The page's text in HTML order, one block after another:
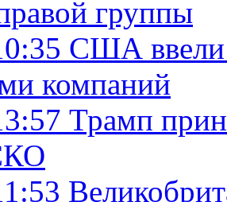
группы
США ввели
компаний
Трамп